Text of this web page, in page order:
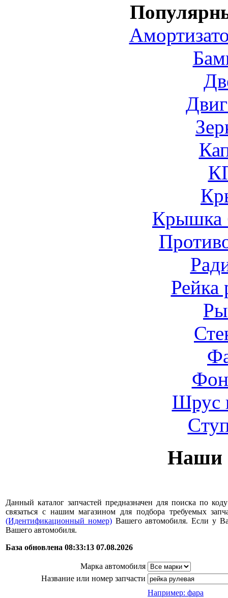
Крышка
Рейка
Шрус
Наши
Данный каталог запчастей предназначен для поиска по
связаться с нашим магазином для подбора требуемых
(Идентификационный номер)Вашего автомобиля. Если у
Вашего автомобиля.
База обновлена 08:33:13 07.08.2026
Марка автомобиля
Название или номер запчасти
Например: фара